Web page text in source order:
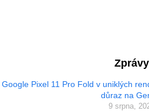
Zprávy
Google Pixel 11 Pro Fold v uniklých
důraz na
9 srpna,